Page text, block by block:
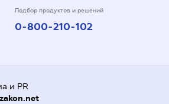
Подбор продуктов и решений
0-800-210-102
и PR